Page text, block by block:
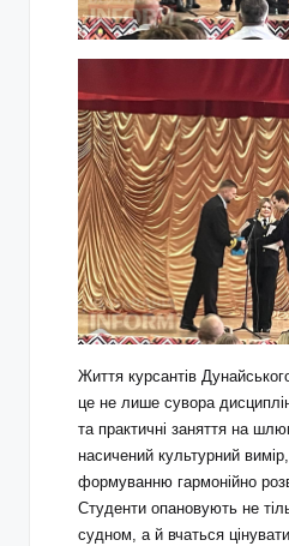
Життя курсантів
це не лише сувора
та практичні заняття на
насичений культурний
формуванню гармонійно
Студенти опановують не
судном, а й вчаться